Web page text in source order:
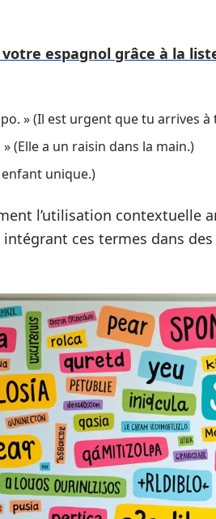
espagnol grâce à la
» (Il est urgent que tu arrives à
(Elle a un raisin dans la main.)
enfant unique.)
l’utilisation contextuelle
ces termes dans